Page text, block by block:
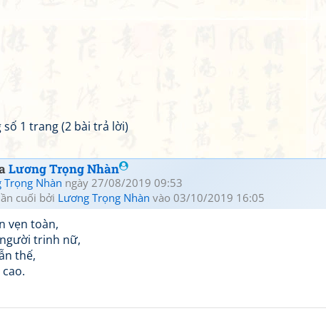
1 trang (2 bài trả lời)
Lương Trọng Nhàn
Trọng Nhàn ngày 27/08/2019 09:53
cuối bởi Lương Trọng Nhàn vào 03/10/2019 16:05
vẹn toàn,
trinh nữ,
thế,